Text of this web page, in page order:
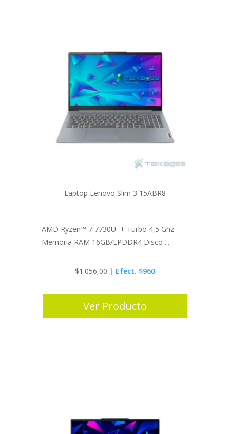
Laptop Lenovo Slim 3 15ABR8
AMD Ryzen™ 7 7730U + Turbo 4,5 Ghz
Memoria RAM 16GB/LPDDR4 Disco ...
$1.056,00 | Efect. $960
Ver Producto